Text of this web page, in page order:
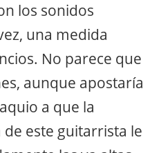
los sonidos
una medida
No parece que
aunque apostaría
a que la
este guitarrista le